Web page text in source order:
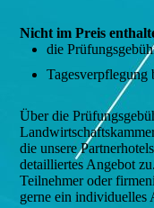
Nicht im Preis
die
Tagesverpflegung
Über die
die unsere
detailliertes Angebot
Teilnehmer oder
gerne ein individuelles